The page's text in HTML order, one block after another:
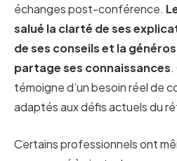
échanges post-conférence.
salué la clarté de ses
de ses conseils et la
partage ses connaissances
témoigne d’un besoin réel de
adaptés aux défis actuels du
Certains professionnels ont